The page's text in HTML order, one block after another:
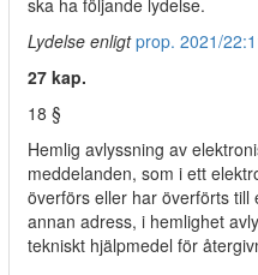
ska ha följande lydelse.
Lydelse enligtprop. 2021/
27 kap.
18 §
Hemlig avlyssning av
meddelanden, som i ett
överförs eller har överförts
annan adress, i hemlighet
tekniskt hjälpmedel för